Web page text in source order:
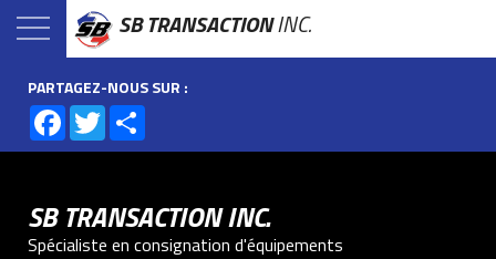
SB TRANSACTIONINC.
PARTAGEZ-NOUS SUR :
Facebook
Twitter
SB TRANSACTION INC.
Spécialiste en consignation d'équipements